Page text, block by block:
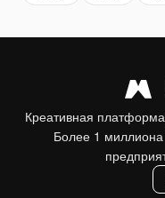
Креативная
Более 1 миллиона